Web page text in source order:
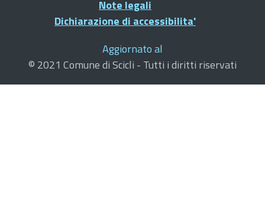
Note legali
Dichiarazione di accessibilita'
Aggiornato al
© 2021 Comune di Scicli - Tutti i diritti riservati